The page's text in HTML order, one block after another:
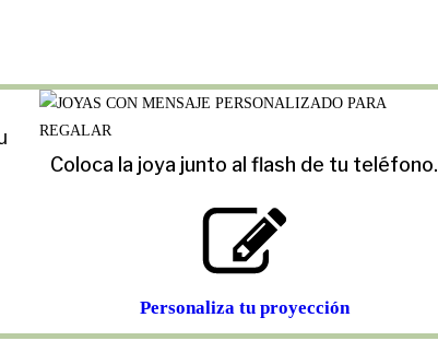
Coloca la joya junto al flash de tu teléfono.
Personaliza tu proyección